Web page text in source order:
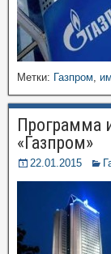
Метки: Газпром,
Программа
«Газпром»
22.01.2015